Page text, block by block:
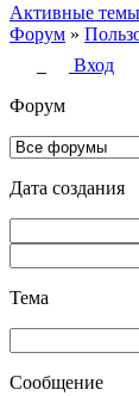
Активные темы
Форум »
Вход
Форум
Дата создания
Тема
Сообщение